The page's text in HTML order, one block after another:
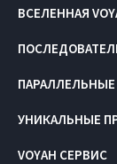
ВСЕЛЕННАЯ
УНИКАЛЬНЫЕ
VOYAH СЕРВИС